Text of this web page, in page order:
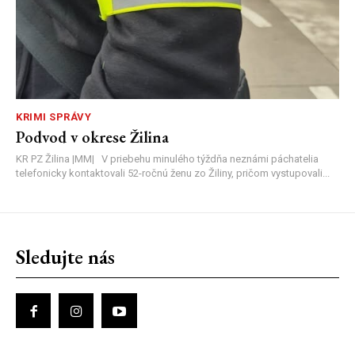
KRIMI SPRÁVY
Podvod v okrese Žilina
KR PZ Žilina |MM| V priebehu minulého týždňa neznámi páchatelia
telefonicky kontaktovali 52-ročnú ženu zo Žiliny, pričom vystupovali...
Sledujte nás